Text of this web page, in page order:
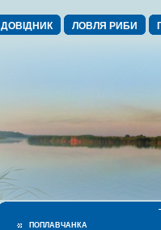
ДОВІДНИК ЛОВЛЯ РИБИ
ПОПЛАВЧАНКА